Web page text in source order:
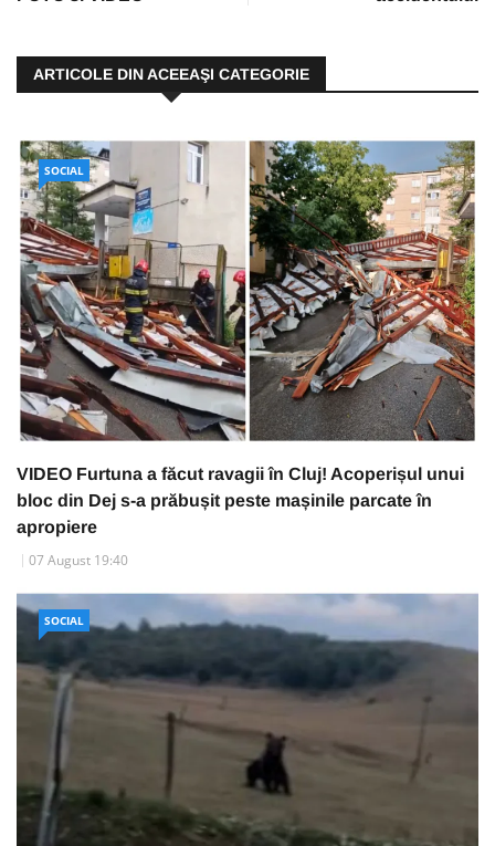
ARTICOLE DIN ACEEAŞI CATEGORIE
SOCIAL
VIDEO Furtuna a făcut ravagii în Cluj! Acoperișul unui
bloc din Dej s-a prăbușit peste mașinile parcate în
apropiere
07 August 19:40
SOCIAL